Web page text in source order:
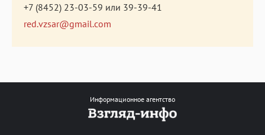
+7 (8452) 23-03-59 или 39-39-41
red.vzsar@gmail.com
Информационное агентство